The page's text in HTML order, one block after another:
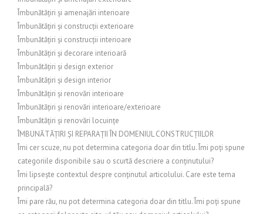
Îmbunătățiri și amenajări interioare
Îmbunătățiri și construcții exterioare
Îmbunătățiri și construcții interioare
Îmbunătățiri și decorare interioară
Îmbunătățiri și design exterior
Îmbunătățiri și design interior
Îmbunătățiri și renovări interioare
Îmbunătățiri și renovări interioare/exterioare
Îmbunătățiri și renovări locuințe
ÎMBUNĂTĂȚIRI ȘI REPARAȚII ÎN DOMENIUL CONSTRUCȚIILOR
Îmi cer scuze, nu pot determina categoria doar din titlu. Îmi poți spune
categoriile disponibile sau o scurtă descriere a conținutului?
Îmi lipsește contextul despre conținutul articolului. Care este tema
principală?
Îmi pare rău, nu pot determina categoria doar din titlu. Îmi poți spune